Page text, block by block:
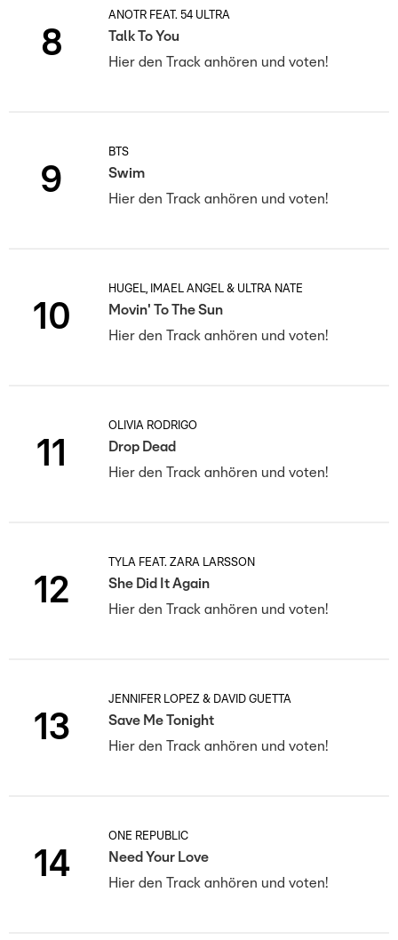
8
ANOTR FEAT. 54 ULTRA
Talk To You
Hier den Track anhören und voten!
9
BTS
Swim
Hier den Track anhören und voten!
10
HUGEL, IMAEL ANGEL & ULTRA NATÉ
Movin' To The Sun
Hier den Track anhören und voten!
11
OLIVIA RODRIGO
Drop Dead
Hier den Track anhören und voten!
12
TYLA FEAT. ZARA LARSSON
She Did It Again
Hier den Track anhören und voten!
13
JENNIFER LOPEZ & DAVID GUETTA
Save Me Tonight
Hier den Track anhören und voten!
14
ONE REPUBLIC
Need Your Love
Hier den Track anhören und voten!